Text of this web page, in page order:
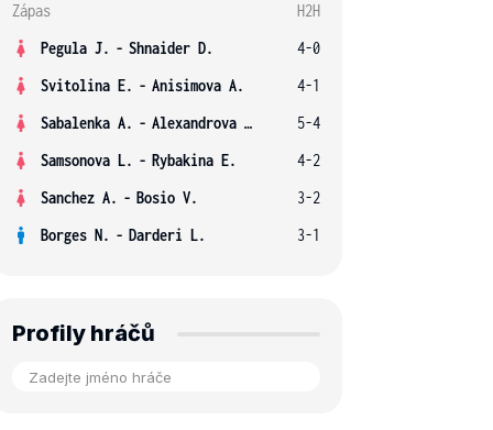
Zápas
H2H
Pegula J. - Shnaider D.
4-0
Svitolina E. - Anisimova A.
4-1
Sabalenka A. - Alexandrova E.
5-4
Samsonova L. - Rybakina E.
4-2
Sanchez A. - Bosio V.
3-2
Borges N. - Darderi L. 3-1
Profily hráčů